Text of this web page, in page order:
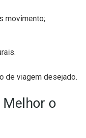
movimento;
de viagem desejado.
Melhor o